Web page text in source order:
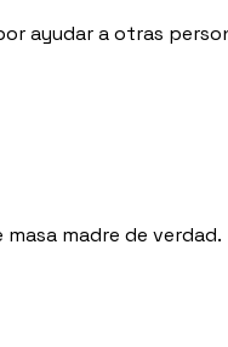
ayudar a otras
madre de verdad.